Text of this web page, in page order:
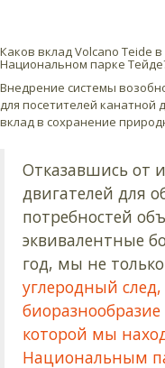
Каков вклад Volcano Teide
Национальном парке
Внедрение системы
для посетителей канатной
вклад в сохранение
Отказавшись от
двигателей для
потребностей
эквивалентные
год, мы не только
углеродный
которой мы
Национальным